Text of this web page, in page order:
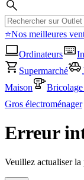
⭐Nos meilleures
Ordinateurs
Supermarché
Maison
Gros électroménager
Erreur
Veuillez actualiser la